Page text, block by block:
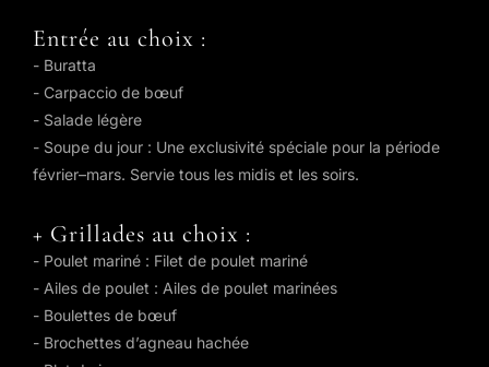
Entrée au choix :
- Buratta
- Carpaccio de bœuf
- Salade légère
- Soupe du jour : Une exclusivité spéciale pour la période
février–mars. Servie tous les midis et les soirs.
+ Grillades au choix :
- Poulet mariné : Filet de poulet mariné
- Ailes de poulet : Ailes de poulet marinées
- Boulettes de bœuf
- Brochettes d’agneau hachée